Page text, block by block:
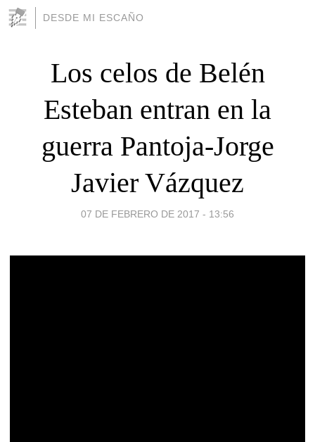
DESDE MI ESCAÑO
Los celos de Belén
Esteban entran en la
guerra Pantoja-Jorge
Javier Vázquez
07 DE FEBRERO DE 2017 - 13:56